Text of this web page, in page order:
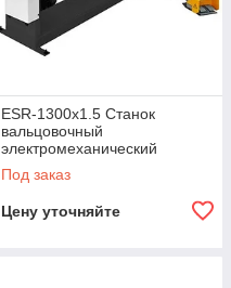
ESR-1300х1.5 Станок
вальцовочный
электромеханический
STALEX
Под заказ
Цену уточняйте